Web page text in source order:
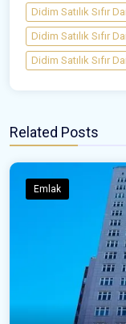
Didim Satılık Sıfır
Didim Satılık Sıfır
Didim Satılık Sıfır
Related Posts
Emlak